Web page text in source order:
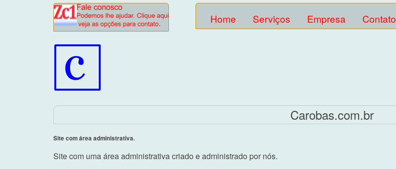
Home Serviços Empresa Contato
Carobas.com.br
Site com área administrativa.
Site com uma área administrativa criado e administrado por nós.